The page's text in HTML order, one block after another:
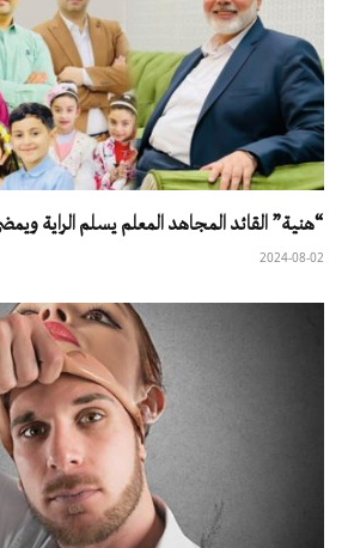
“هنية” القائد المجاهد المعلم يسلم الراية ويمضي
2024-08-02